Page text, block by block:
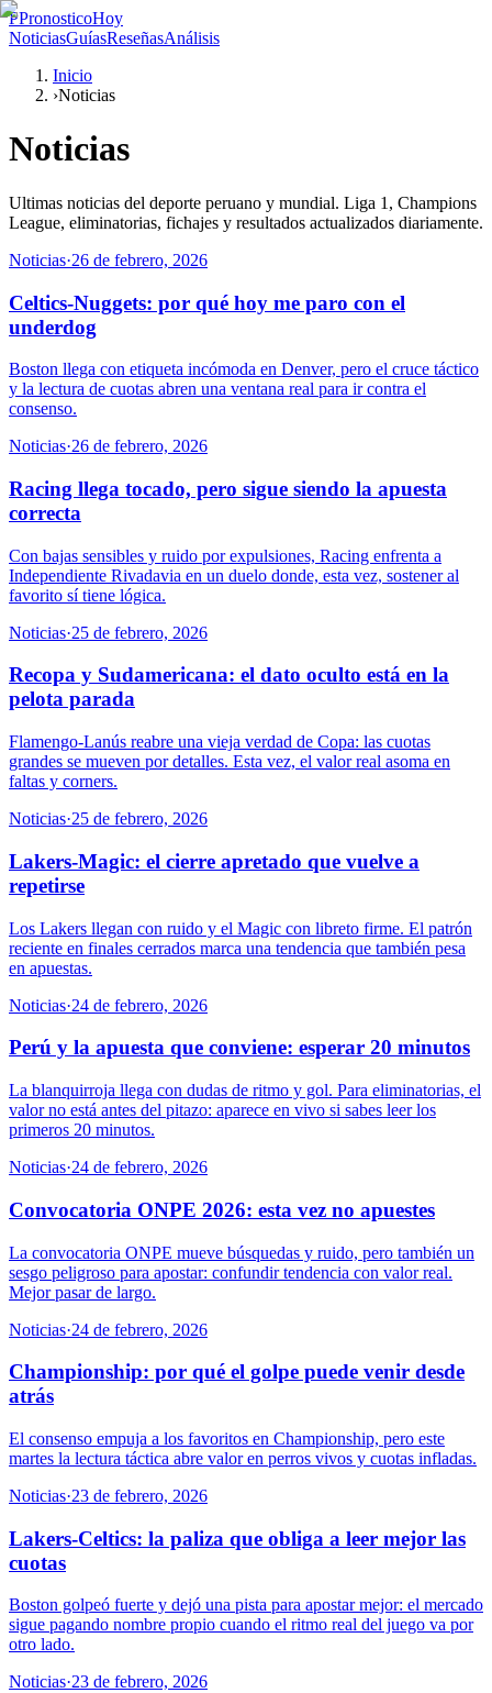
PPronosticoHoy
NoticiasGuíasReseñasAnálisis
Inicio
›Noticias
Noticias
Ultimas noticias del deporte peruano y mundial. Liga 1, Champions
League, eliminatorias, fichajes y resultados actualizados diariamente.
Noticias·26 de febrero, 2026
Celtics-Nuggets: por qué hoy me paro con el
underdog
Boston llega con etiqueta incómoda en Denver, pero el cruce táctico
y la lectura de cuotas abren una ventana real para ir contra el
consenso.
Noticias·26 de febrero, 2026
Racing llega tocado, pero sigue siendo la apuesta
correcta
Con bajas sensibles y ruido por expulsiones, Racing enfrenta a
Independiente Rivadavia en un duelo donde, esta vez, sostener al
favorito sí tiene lógica.
Noticias·25 de febrero, 2026
Recopa y Sudamericana: el dato oculto está en la
pelota parada
Flamengo-Lanús reabre una vieja verdad de Copa: las cuotas
grandes se mueven por detalles. Esta vez, el valor real asoma en
faltas y corners.
Noticias·25 de febrero, 2026
Lakers-Magic: el cierre apretado que vuelve a
repetirse
Los Lakers llegan con ruido y el Magic con libreto firme. El patrón
reciente en finales cerrados marca una tendencia que también pesa
en apuestas.
Noticias·24 de febrero, 2026
Perú y la apuesta que conviene: esperar 20 minutos
La blanquirroja llega con dudas de ritmo y gol. Para eliminatorias, el
valor no está antes del pitazo: aparece en vivo si sabes leer los
primeros 20 minutos.
Noticias·24 de febrero, 2026
Convocatoria ONPE 2026: esta vez no apuestes
La convocatoria ONPE mueve búsquedas y ruido, pero también un
sesgo peligroso para apostar: confundir tendencia con valor real.
Mejor pasar de largo.
Noticias·24 de febrero, 2026
Championship: por qué el golpe puede venir desde
atrás
El consenso empuja a los favoritos en Championship, pero este
martes la lectura táctica abre valor en perros vivos y cuotas infladas.
Noticias·23 de febrero, 2026
Lakers-Celtics: la paliza que obliga a leer mejor las
cuotas
Boston golpeó fuerte y dejó una pista para apostar mejor: el mercado
sigue pagando nombre propio cuando el ritmo real del juego va por
otro lado.
Noticias·23 de febrero, 2026